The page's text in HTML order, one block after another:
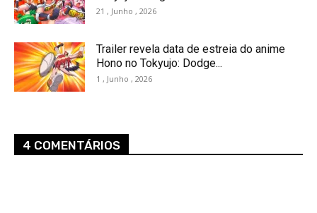
21 , Junho , 2026
Trailer revela data de estreia do anime
Hono no Tokyujo: Dodge...
1 , Junho , 2026
4 COMENTÁRIOS